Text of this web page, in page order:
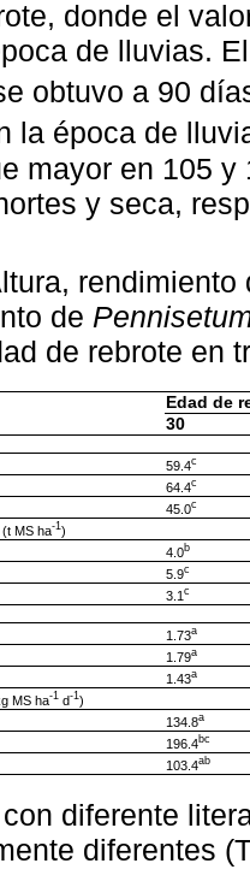
donde el
de lluvias.
obtuvo a 90
la época de
mayor en 105
y seca,
rendimiento
de
de rebrote en
Edad de
30
59.4c
64.4c
45.0c
MS ha-1)
4.0b
5.9c
3.1 c
1.73a
1.79a
1.43a
MS ha-1 d-1)
134.8a
196.4bc
103.4ab
diferente
diferentes